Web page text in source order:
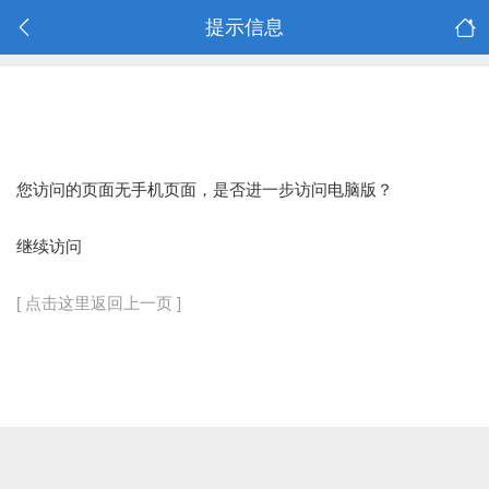
提示信息
您访问的页面无手机页面，是否进一步访问电脑版？
继续访问
[ 点击这里返回上一页 ]